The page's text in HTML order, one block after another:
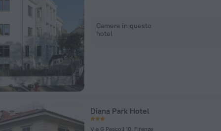
Camera in questo
hotel
Diana Park Hotel
Via G Pascoli 10, Firenze